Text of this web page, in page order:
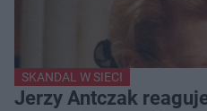
SKANDAL W SIECI
Jerzy Antczak